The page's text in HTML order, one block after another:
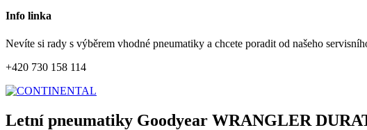
Info linka
Nevíte si rady s výběrem vhodné pneumatiky a chcete poradit od našeho
+420 730 158 114
Letní pneumatiky Goodyear WRANGLER